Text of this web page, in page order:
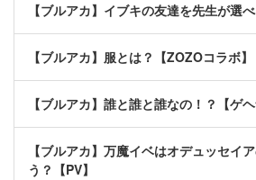
【ブルアカ】イブキの友達を先生が選
【ブルアカ】服とは？【ZOZOコラボ】
【ブルアカ】誰と誰と誰なの！？【ゲヘ
【ブルアカ】万魔イベはオデュッセイ
う？【PV】